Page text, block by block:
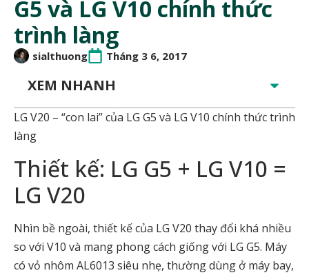
G5 và LG V10 chính thức
trình làng
sialthuong Tháng 3 6, 2017
XEM NHANH
LG V20 – “con lai” của LG G5 và LG V10 chính thức trình
làng
Thiết kế: LG G5 + LG V10 =
LG V20
Nhìn bề ngoài, thiết kế của LG V20 thay đổi khá nhiều
so với V10 và mang phong cách giống với LG G5. Máy
có vỏ nhôm AL6013 siêu nhẹ, thường dùng ở máy bay,